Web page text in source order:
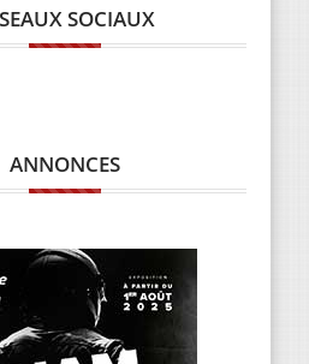
SOCIAUX
ANNONCES